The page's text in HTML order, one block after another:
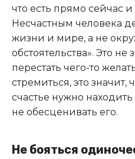
что есть прямо сейчас и
Несчастным человека
жизни и мире, а не
обстоятельства». Это не
перестать чего-то
стремиться, это
счастье нужно
не обесценивать его.
Не бояться